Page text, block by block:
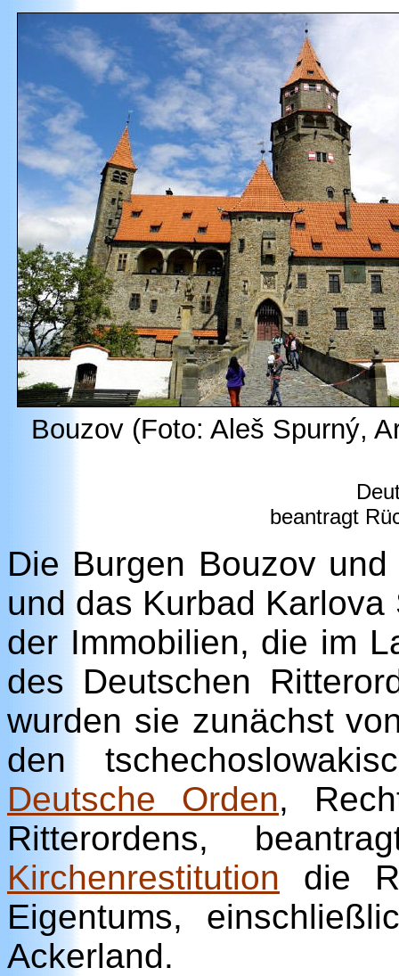
Bouzov (Foto: Aleš Spurný,
beantragt
Die Burgen Bouzov
und das Kurbad
der Immobilien, die im
des Deutschen
wurden sie zunächst
den
Deutsche Orden,
Ritterordens,
Kirchenrestitution die
Eigentums,
Ackerland.